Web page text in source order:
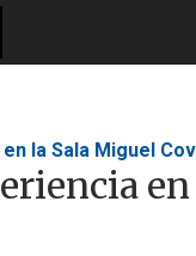
en la Sala Miguel